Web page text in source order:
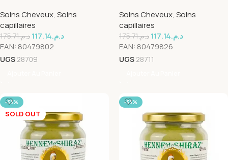
Soins Cheveux, Soins
capillaires
د.م.175.71 د.م.117.14
EAN: 80479802
UGS 28709
Soins Cheveux, Soins
capillaires
د.م.175.71 د.م.117.14
EAN: 80479826
UGS 28711
-33%
SOLD OUT
-33%